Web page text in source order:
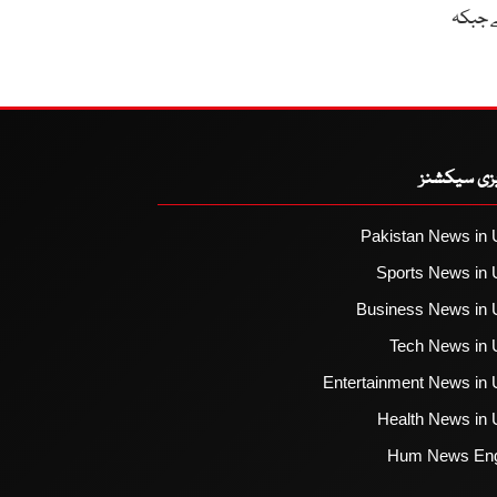
جبکہ
سیکشنز
Pakistan News in
Sports News in
Business News in
Tech News in
Entertainment News in
Health News in
Hum News